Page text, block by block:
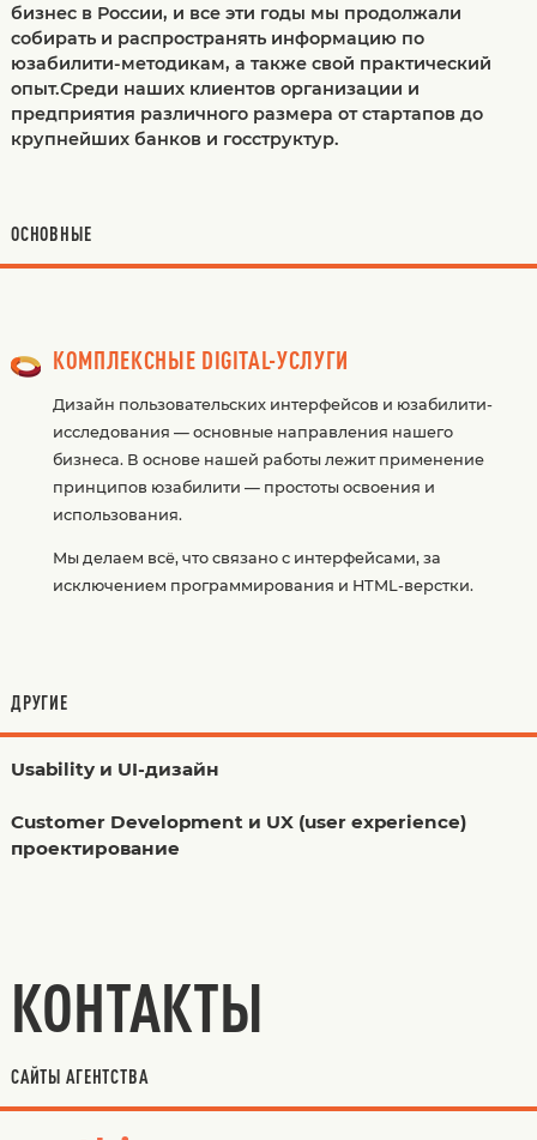
бизнес в России, и все эти годы мы продолжали
собирать и распространять информацию по
юзабилити-методикам, а также свой практический
опыт.Среди наших клиентов организации и
предприятия различного размера от стартапов до
крупнейших банков и госструктур.
ОСНОВНЫЕ
КОМПЛЕКСНЫЕ DIGITAL-УСЛУГИ
Дизайн пользовательских интерфейсов и юзабилити-
исследования — основные направления нашего
бизнеса. В основе нашей работы лежит применение
принципов юзабилити — простоты освоения и
использования.
Мы делаем всё, что связано с интерфейсами, за
исключением программирования и HTML-верстки.
ДРУГИЕ
Usability и UI-дизайн
Customer Development и UX (user experience)
проектирование
КОНТАКТЫ
САЙТЫ АГЕНТСТВА